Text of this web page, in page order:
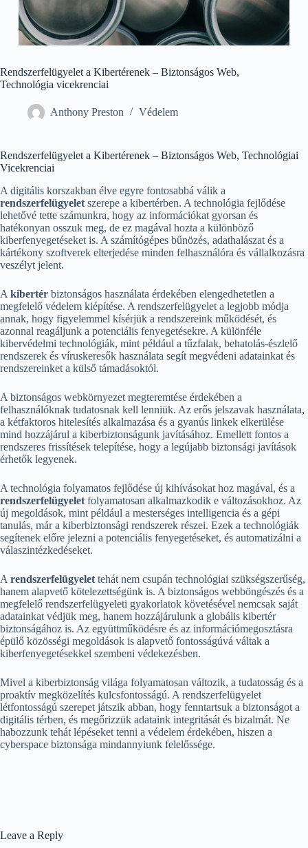
Rendszerfelügyelet a Kibertérenek – Biztonságos Web,
Technológia vicekrenciai
Anthony Preston Védelem
Rendszerfelügyelet a Kibertérenek – Biztonságos Web, Technológiai
Vicekrenciai
A digitális korszakban élve egyre fontosabbá válik a
rendszerfelügyelet szerepe a kibertérben. A technológia fejlődése
lehetővé tette számunkra, hogy az információkat gyorsan és
hatékonyan osszuk meg, de ez magával hozta a különböző
kiberfenyegetéseket is. A számítógépes bűnözés, adathalászat és a
kártékony szoftverek elterjedése minden felhasználóra és vállalkozásra
veszélyt jelent.
A kibertér biztonságos használata érdekében elengedhetetlen a
megfelelő védelem kiépítése. A rendszerfelügyelet a legjobb módja
annak, hogy figyelemmel kísérjük a rendszereink működését, és
azonnal reagáljunk a potenciális fenyegetésekre. A különféle
kibervédelmi technológiák, mint például a tűzfalak, behatolás-észlelő
rendszerek és víruskeresők használata segít megvédeni adatainkat és
rendszereinket a külső támadásoktól.
A biztonságos webkörnyezet megteremtése érdekében a
felhasználóknak tudatosnak kell lenniük. Az erős jelszavak használata,
a kétfaktoros hitelesítés alkalmazása és a gyanús linkek elkerülése
mind hozzájárul a kiberbiztonságunk javításához. Emellett fontos a
rendszeres frissítések telepítése, hogy a legújabb biztonsági javítások
érhetők legyenek.
A technológia folyamatos fejlődése új kihívásokat hoz magával, és a
rendszerfelügyelet folyamatosan alkalmazkodik e változásokhoz. Az
új megoldások, mint például a mesterséges intelligencia és a gépi
tanulás, már a kiberbiztonsági rendszerek részei. Ezek a technológiák
segítenek előre jelezni a potenciális fenyegetéseket, és automatizálni a
válaszintézkedéseket.
A rendszerfelügyelet tehát nem csupán technológiai szükségszerűség,
hanem alapvető kötelezettségünk is. A biztonságos webböngészés és a
megfelelő rendszerfelügyeleti gyakorlatok követésével nemcsak saját
adatainkat védjük meg, hanem hozzájárulunk a globális kibertér
biztonságához is. Az együttműködésre és az információmegosztásra
épülő közösségi megoldások is alapvető fontosságúvá váltak a
kiberfenyegetésekkel szembeni védekezésben.
Mivel a kiberbiztonság világa folyamatosan változik, a tudatosság és a
proaktív megközelítés kulcsfontosságú. A rendszerfelügyelet
létfontosságú szerepet játszik abban, hogy fenntartsuk a biztonságot a
digitális térben, és megőrizzük adataink integritását és bizalmát. Ne
habozzunk tehát lépéseket tenni a védelem érdekében, hiszen a
cyberspace biztonsága mindannyiunk felelőssége.
Leave a Reply